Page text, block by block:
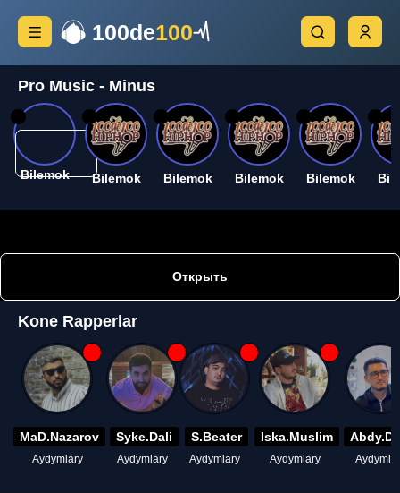
100de100
Pro Music - Minus
Bilemok Bilemok Bilemok Bilemok Bilemok
Открыть
Kone Rapperlar
MaD.Nazarov
Aydymlary
Syke.Dali
Aydymlary
S.Beater
Aydymlary
Iska.Muslim
Aydymlary